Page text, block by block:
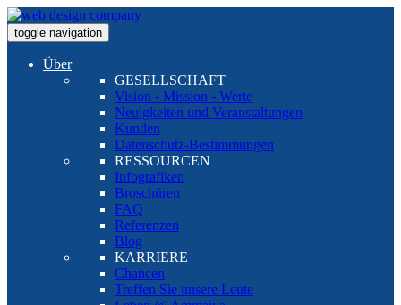
toggle navigation
Über
GESELLSCHAFT
Vision - Mission - Werte
Neuigkeiten und Veranstaltungen
Kunden
Datenschutz-Bestimmungen
RESSOURCEN
Infografiken
Broschüren
FAQ
Referenzen
Blog
KARRIERE
Chancen
Treffen Sie unsere Leute